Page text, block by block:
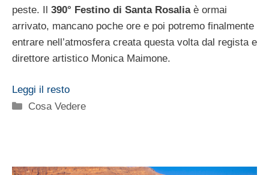
peste. Il 390° Festino di Santa Rosaliaè ormai
arrivato, mancano poche ore e poi potremo finalmente
entrare nell’atmosfera creata questa volta dal regista e
direttore artistico Monica Maimone.
Leggi il resto
Categorie
Cosa Vedere